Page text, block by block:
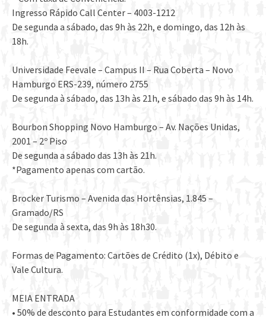
Ingresso Rápido Call Center – 4003-1212
De segunda a sábado, das 9h às 22h, e domingo, das 12h às
18h.
Universidade Feevale – Campus II – Rua Coberta – Novo
Hamburgo ERS-239, número 2755
De segunda à sábado, das 13h às 21h, e sábado das 9h às 14h.
Bourbon Shopping Novo Hamburgo – Av. Nações Unidas,
2001 – 2º Piso
De segunda a sábado das 13h às 21h.
*Pagamento apenas com cartão.
Brocker Turismo – Avenida das Hortênsias, 1.845 –
Gramado/RS
De segunda à sexta, das 9h às 18h30.
Formas de Pagamento: Cartões de Crédito (1x), Débito e
Vale Cultura.
MEIA ENTRADA
• 50% de desconto para Estudantes em conformidade com a